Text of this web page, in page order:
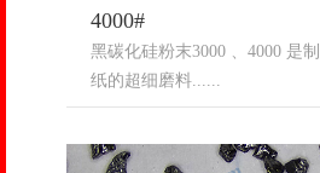
4000#
黑碳化硅粉末3000 、4000 是
纸的超细磨料......